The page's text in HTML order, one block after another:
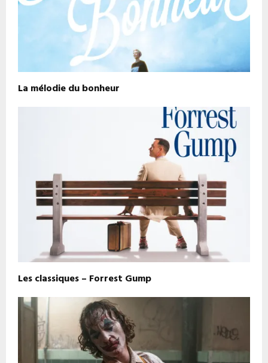
La mélodie du bonheur
Les classiques – Forrest Gump